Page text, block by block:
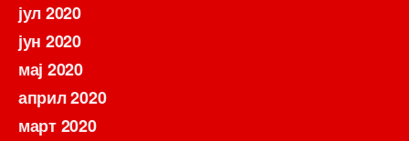
јул 2020
јун 2020
мај 2020
април 2020
март 2020